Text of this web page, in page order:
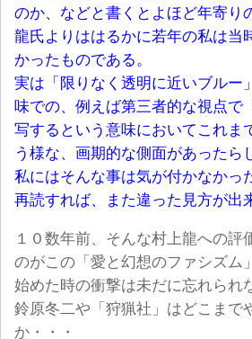
のか、などと書くとよほど年寄り
龍氏よりははるかに若年の私は当
かったものである。
実は「限りなく透明に近いブルー
味での、例えば第三者的な視点で
写するという意味においてこれま
う様な、画期的な側面があったら
私にはそんな事は気が付かなかっ
再読すれば、また違った見方が出
１０数年前、そんな村上龍への評
のがこの「愛と幻想のファシズム
始めた時の衝撃は未だに忘れられ
鈴原冬二や「狩猟社」はどこまで
か・・・